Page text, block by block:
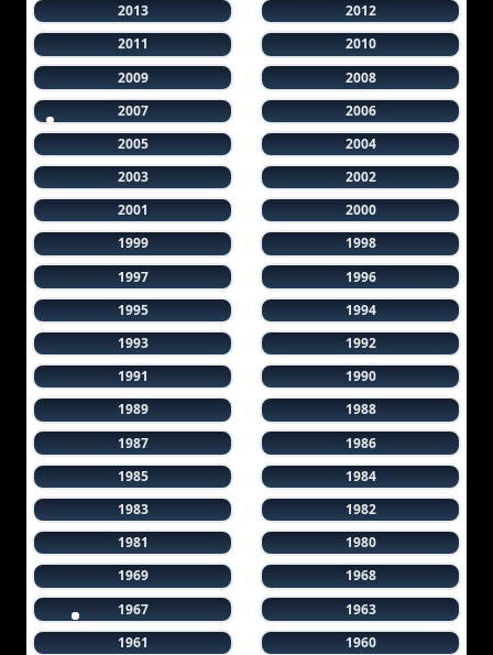
2013
2012
2011
2010
2009
2008
2007
2006
2005
2004
2003
2002
2001
2000
1999
1998
1997
1996
1995
1994
1993
1992
1991
1990
1989
1988
1987
1986
1985
1984
1983
1982
1981
1980
1969
1968
1967
1963
1961
1960